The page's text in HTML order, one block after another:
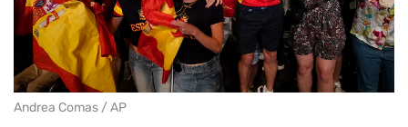
Andrea Comas / AP